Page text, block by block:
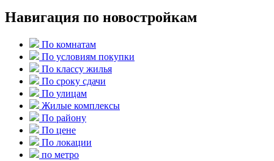
Навигация по новостройкам
По комнатам
По условиям покупки
По классу жилья
По сроку сдачи
По улицам
Жилые комплексы
По району
По цене
По локации
по метро